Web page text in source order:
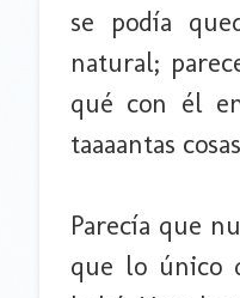
se podía
natural;
qué con él
taaaantas
Parecía que
que lo único